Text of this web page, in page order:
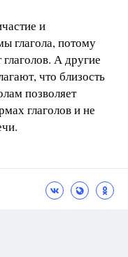
и
глагола, потому
А другие
что близость
позволяет
глаголов и не